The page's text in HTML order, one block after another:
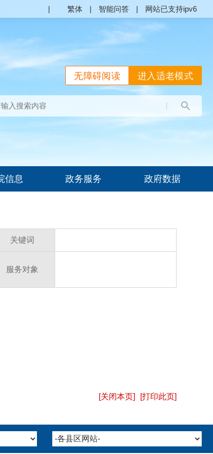
| 繁体 | 智能问答 | 网站已支持ipv6
进入适老模式
无障碍阅读
信息 政务服务 政府数据
关键词
服务对象
[打印此页]
[关闭本页]